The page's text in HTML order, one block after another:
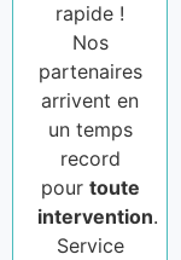
rapide !
Nos
partenaires
arrivent en
un temps
record
pour toute
intervention.
Service